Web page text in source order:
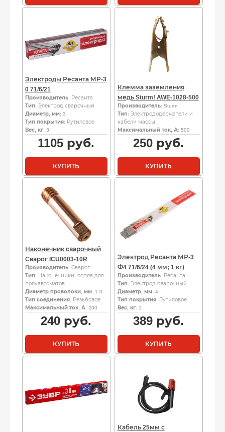
Электроды Ресанта МР-3
0 71/6/21
Производитель: Ресанта
Тип: Электрод сварочный
Диаметр, мм: 3
Тип покрытия: Рутиловое
Вес, кг: 3
1105 руб.
КУПИТЬ
Клемма заземления
медь Sturm! AWE-1028-500
Производитель: Sturm
Тип: Электрододержатели и
кабели массы
Максимальный ток, А: 500
250 руб.
КУПИТЬ
Наконечник сварочный
Сварог ICU0003-10R
Производитель: Сварог
Тип: Наконечники, сопла для
полуавтоматов
Диаметр проволоки, мм: 1.0
Тип соединения: Резьбовое
Максимальный ток, А: 200
240 руб.
КУПИТЬ
Электрод Ресанта МР-3
Ф4 71/6/24 (4 мм; 1 кг)
Производитель: Ресанта
Тип: Электрод сварочный
Диаметр, мм: 4
Тип покрытия: Рутиловое
Вес, кг: 1
389 руб.
КУПИТЬ
Кабель 25мм с